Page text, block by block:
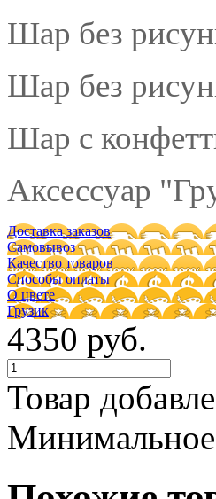
Шар без
Шар без
Шар с
Аксессуар
Доставка заказов
Самовывоз
Качество товаров
Способы оплаты
О цвете
Грузик
4350 руб.
Товар